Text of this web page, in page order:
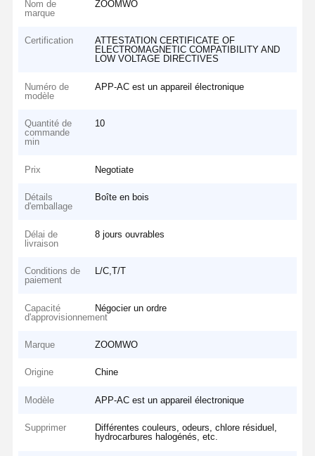
Nom de
marque
ZOOMWO
Certification
ATTESTATION CERTIFICATE OF
ELECTROMAGNETIC COMPATIBILITY AND
LOW VOLTAGE DIRECTIVES
Numéro de
modèle
APP-AC est un appareil électronique
Quantité de
commande
min
10
Prix Negotiate
Détails
d'emballage
Boîte en bois
Délai de
livraison
8 jours ouvrables
Conditions de
paiement
L/C,T/T
Capacité
d'approvisionnement
Négocier un ordre
Marque ZOOMWO
Origine Chine
Modèle APP-AC est un appareil électronique
Supprimer
Différentes couleurs, odeurs, chlore résiduel,
hydrocarbures halogénés, etc.